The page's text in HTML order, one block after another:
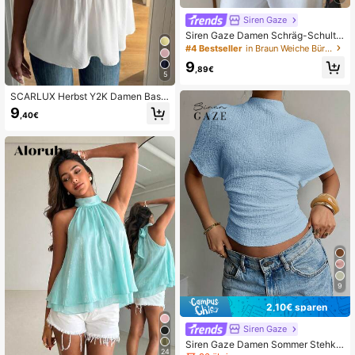
5
SCARLUX Herbst Y2K Damen Basic
Weiß verstellbare Spaghettiträger C
ami Top, Schulanfang, tägliche Stre
9 ,40€
24
Siren Gaze
Siren Gaze Damen Schräg-Schulte
r Spitze Patchwork Satin Bluse
#4 Bestseller in Braun Weiche Büroblusen
9 ,89€
9
2,10€ sparen
Siren Gaze
Siren Gaze Damen Sommer Stehkr